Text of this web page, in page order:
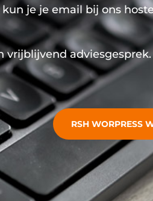
je je email bij ons
vrijblijvend adviesgesprek.
RSH WORPRESS